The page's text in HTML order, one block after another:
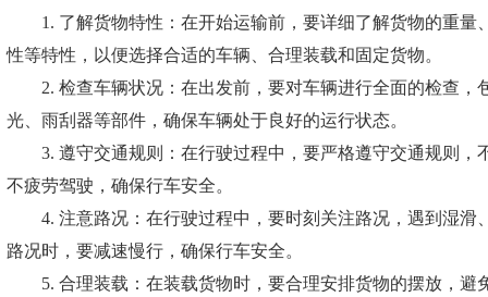
1. 了解货物特性：在开始运输前，要详细了解货物的重量
性等特性，以便选择合适的车辆、合理装载和固定货物。
2. 检查车辆状况：在出发前，要对车辆进行全面的检查，
光、雨刮器等部件，确保车辆处于良好的运行状态。
3. 遵守交通规则：在行驶过程中，要严格遵守交通规则，
不疲劳驾驶，确保行车安全。
4. 注意路况：在行驶过程中，要时刻关注路况，遇到湿滑
路况时，要减速慢行，确保行车安全。
5. 合理装载：在装载货物时，要合理安排货物的摆放，避